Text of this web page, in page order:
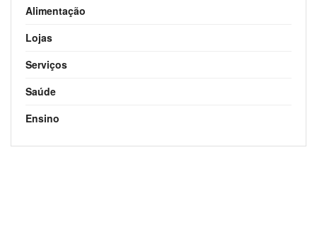
Alimentação
Lojas
Serviços
Saúde
Ensino